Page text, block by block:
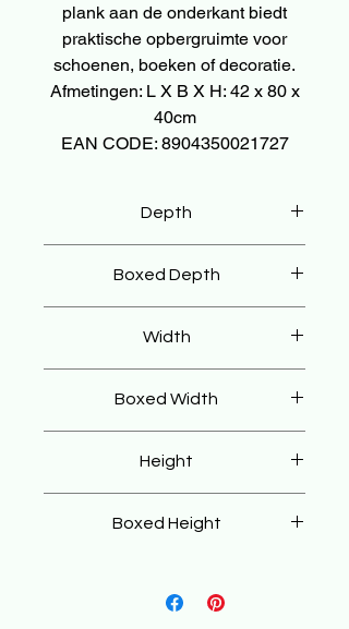
plank aan de onderkant biedt
praktische opbergruimte voor
schoenen, boeken of decoratie.
Afmetingen: L X B X H: 42 x 80 x
40cm
EAN CODE: 8904350021727
Depth
Boxed Depth
Width
Boxed Width
Height
Boxed Height